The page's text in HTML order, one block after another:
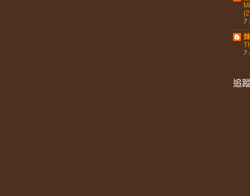
7
7
追